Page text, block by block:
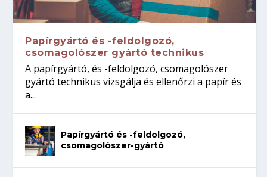
Papírgyártó és -feldolgozó,
csomagolószer gyártó technikus
A papírgyártó, és -feldolgozó, csomagolószer
gyártó technikus vizsgálja és ellenőrzi a papír és
a...
Papírgyártó és -feldolgozó,
csomagolószer-gyártó